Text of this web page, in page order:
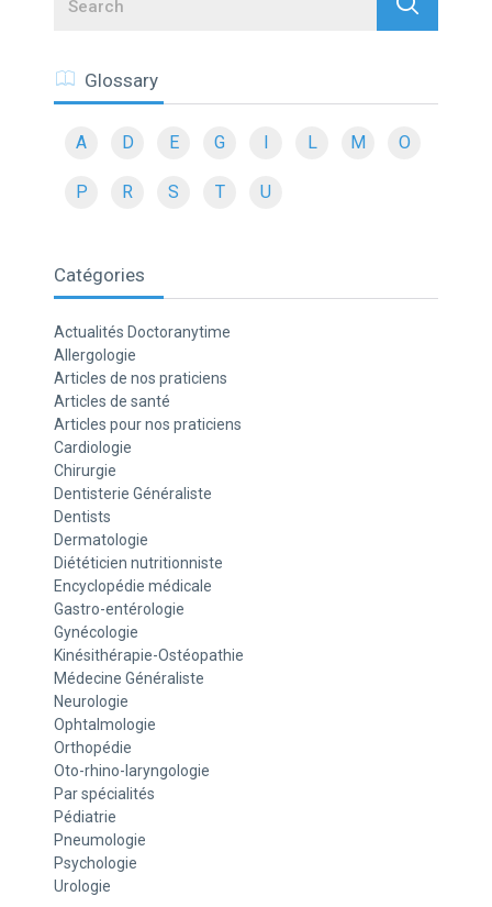
Glossary
A D E G I L M O
P R S T U
Catégories
Actualités Doctoranytime
Allergologie
Articles de nos praticiens
Articles de santé
Articles pour nos praticiens
Cardiologie
Chirurgie
Dentisterie Généraliste
Dentists
Dermatologie
Diététicien nutritionniste
Encyclopédie médicale
Gastro-entérologie
Gynécologie
Kinésithérapie-Ostéopathie
Médecine Généraliste
Neurologie
Ophtalmologie
Orthopédie
Oto-rhino-laryngologie
Par spécialités
Pédiatrie
Pneumologie
Psychologie
Urologie